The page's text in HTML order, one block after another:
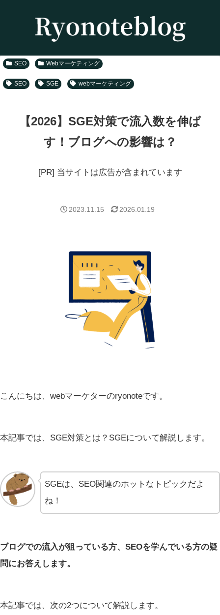
SEO Webマーケティング
SEO SGE webマーケティング
【2026】SGE対策で流入数を伸ば
す！ブログへの影響は？
[PR] 当サイトは広告が含まれています
2026.01.19
2023.11.15
こんにちは、webマーケターのryonoteです。
本記事では、SGE対策とは？SGEについて解説します。
SGEは、SEO関連のホットなトピックだよ
ね！
ブログでの流入が狙っている方、SEOを学んでいる方の疑
問にお答えします。
本記事では、次の2つについて解説します。